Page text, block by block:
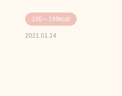
100～199kcal
2021.01.14